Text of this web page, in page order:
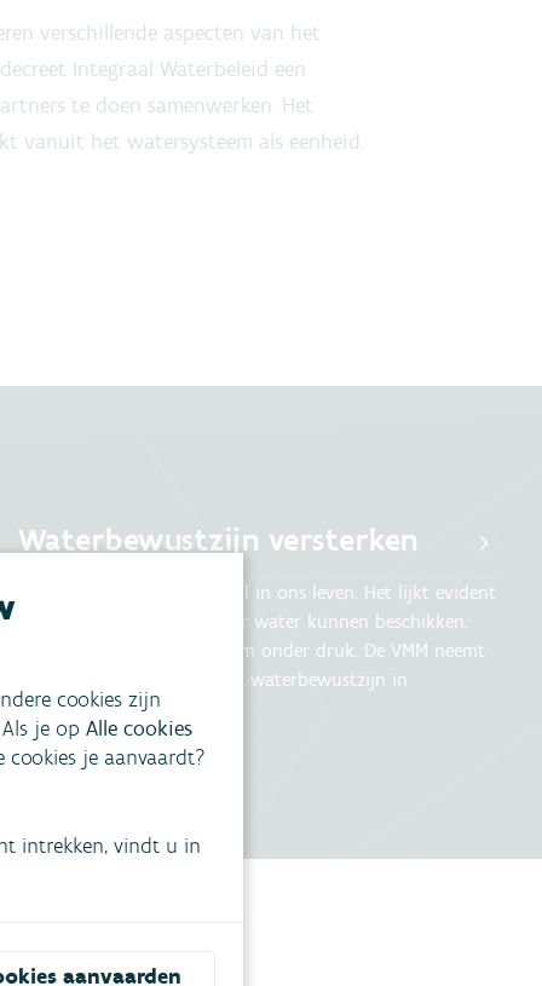
verschillende aspecten van het
Integraal Waterbeleid een
te doen samenwerken. Het
vanuit het watersysteem als eenheid.
Waterbewustzijn versterken
Water speelt een cruciale rol in ons leven. Het lijkt evident
dat we altijd en overal over water kunnen beschikken.
Toch staat ons watersysteem onder druk. De VMM neemt
daarom initiatieven om het waterbewustzijn in
Vlaanderen te versterken.
cookies zijn
je op Alle cookies
cookies je aanvaardt?
intrekken, vindt u in
aanvaarden